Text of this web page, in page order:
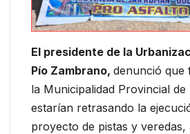
El presidente de la
Pío Zambrano, denunció que
la Municipalidad Provincial de
estarían retrasando la
proyecto de pistas y veredas,